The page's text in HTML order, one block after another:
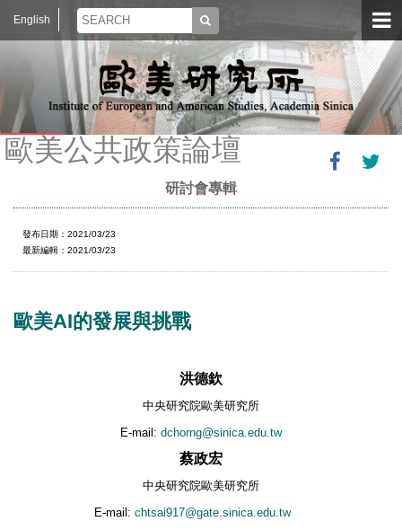
English
歐美公共政策論壇
研討會專輯
發布日期：2021/03/23
最新編輯：2021/03/23
歐美AI的發展與挑戰
洪德欽
中央研究院歐美研究所
E-mail: dchorng@sinica.edu.tw
蔡政宏
中央研究院歐美研究所
E-mail: chtsai917@gate.sinica.edu.tw